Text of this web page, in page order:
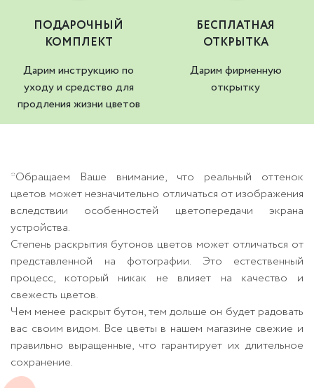
ПОДАРОЧНЫЙ
КОМПЛЕКТ
Дарим инструкцию по
уходу и средство для
продления жизни цветов
БЕСПЛАТНАЯ
ОТКРЫТКА
Дарим фирменную
открытку
*Обращаем Ваше внимание, что реальный оттенок
цветов может незначительно отличаться от изображения
вследствии особенностей цветопередачи экрана
устройства.
Степень раскрытия бутонов цветов может отличаться от
представленной на фотографии. Это естественный
процесс, который никак не влияет на качество и
свежесть цветов.
Чем менее раскрыт бутон, тем дольше он будет радовать
вас своим видом. Все цветы в нашем магазине свежие и
правильно выращенные, что гарантирует их длительное
сохранение.